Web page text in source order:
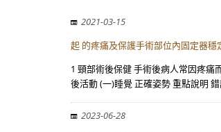
2021-03-15
起 的疼痛及保護手術部位內固定器
1 頸部術後保健 手術後病人常因疼
後活動 (一)睡覺 正確姿勢 重點說明
2023-06-28